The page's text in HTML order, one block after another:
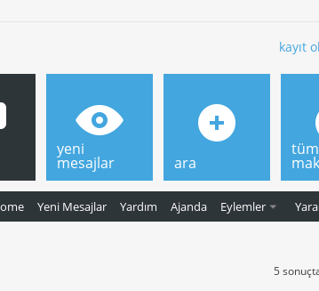
kayıt ol
Yeni Mesajlar Yardım Ajanda Eylemler
yeni
mesajlar ara
tüm
5